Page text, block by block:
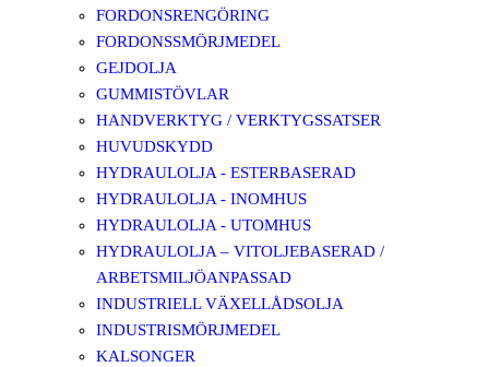
FORDONSRENGÖRING
FORDONSSMÖRJMEDEL
GEJDOLJA
GUMMISTÖVLAR
HANDVERKTYG / VERKTYGSSATSER
HUVUDSKYDD
HYDRAULOLJA - ESTERBASERAD
HYDRAULOLJA - INOMHUS
HYDRAULOLJA - UTOMHUS
HYDRAULOLJA – VITOLJEBASERAD /
ARBETSMILJÖANPASSAD
INDUSTRIELL VÄXELLÅDSOLJA
INDUSTRISMÖRJMEDEL
KALSONGER